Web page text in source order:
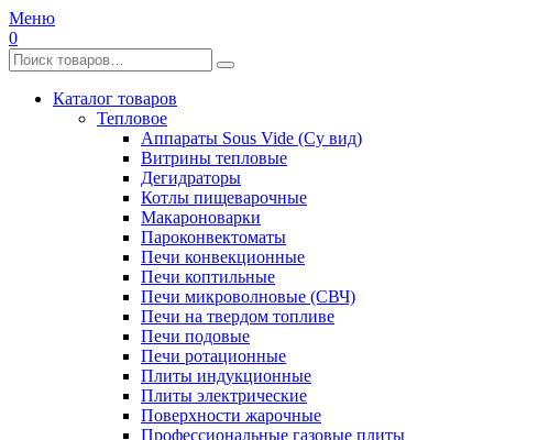
Меню
0
Каталог товаров
Тепловое
Аппараты Sous Vide (Су вид)
Витрины тепловые
Дегидраторы
Котлы пищеварочные
Макароноварки
Пароконвектоматы
Печи конвекционные
Печи коптильные
Печи микроволновые (СВЧ)
Печи на твердом топливе
Печи подовые
Печи ротационные
Плиты индукционные
Плиты электрические
Поверхности жарочные
Профессиональные газовые плиты